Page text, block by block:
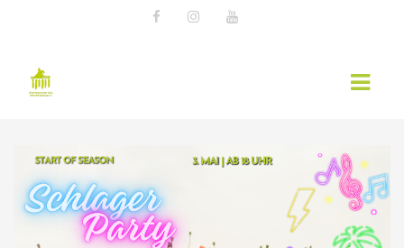
AKTUELLES
EWU NEWS
TERMINE